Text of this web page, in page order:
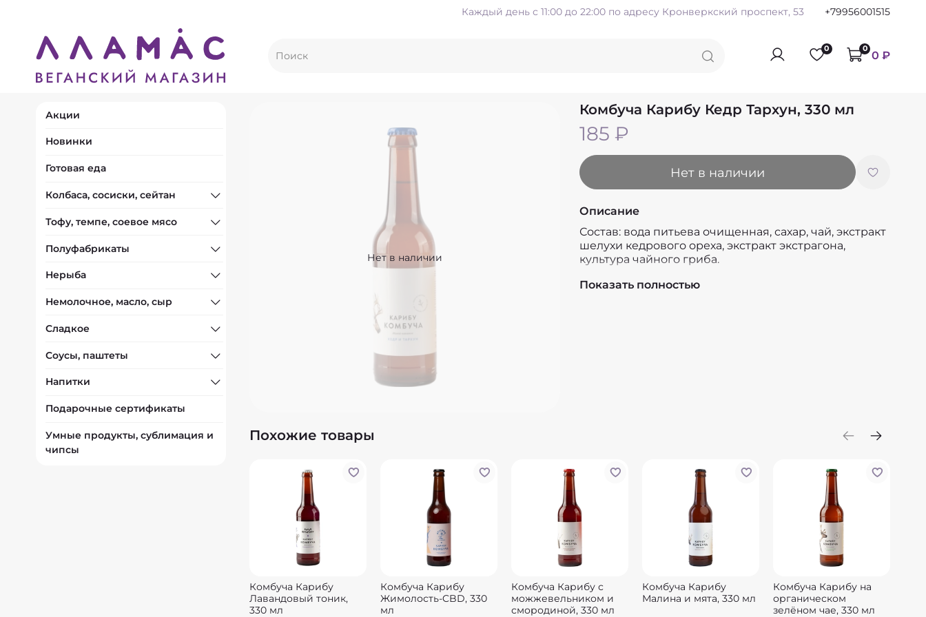
Каждый день с 11:00 до 22:00 по адресу Кронверкский проспект, 53 +79956001515
0 0 0 ₽
Нет в наличии
Комбуча Карибу Кедр Тархун, 330 мл
185 ₽
Нет в наличии
Описание
Состав: вода питьева очищенная, сахар, чай, экстракт
шелухи кедрового ореха, экстракт экстрагона,
культура чайного гриба.
Белки, г 0
Показать полностью
Похожие товары
Комбуча Карибу
Лавандовый тоник,
330 мл
Комбуча Карибу
Жимолость-CBD, 330
мл
Комбуча Карибу с
можжевельником и
смородиной, 330 мл
Комбуча Карибу
Малина и мята, 330 мл
Комбуча Карибу на
органическом
зелёном чае, 330 мл
Акции
Новинки
Готовая еда
Колбаса, сосиски, сейтан
Тофу, темпе, соевое мясо
Полуфабрикаты
Нерыба
Немолочное, масло, сыр
Сладкое
Соусы, паштеты
Напитки
Подарочные сертификаты
Умные продукты, сублимация и
чипсы